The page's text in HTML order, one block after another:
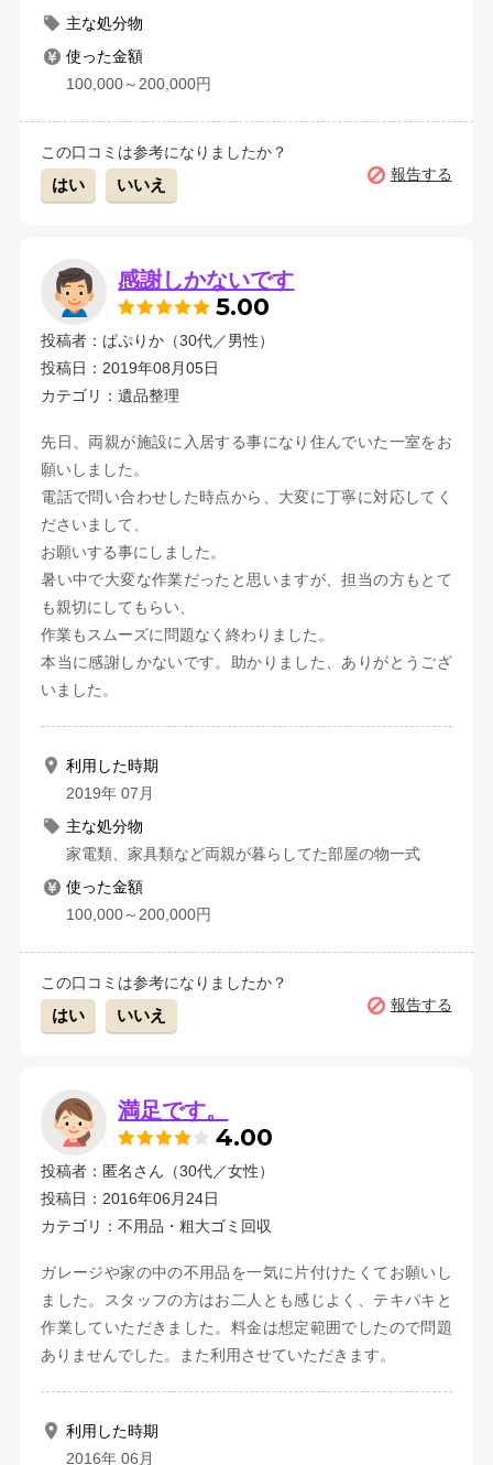
主な処分物
使った金額
100,000～200,000円
この口コミは参考になりましたか？
はい いいえ
報告する
感謝しかないです
5.00
投稿者：ぱぷりか（30代／男性）
投稿日：2019年08月05日
カテゴリ：遺品整理
先日、両親が施設に入居する事になり住んでいた一室をお
願いしました。
電話で問い合わせした時点から、大変に丁寧に対応してく
ださいまして、
お願いする事にしました。
暑い中で大変な作業だったと思いますが、担当の方もとて
も親切にしてもらい、
作業もスムーズに問題なく終わりました。
本当に感謝しかないです。助かりました、ありがとうござ
いました。
利用した時期
2019年 07月
主な処分物
家電類、家具類など両親が暮らしてた部屋の物一式
使った金額
100,000～200,000円
この口コミは参考になりましたか？
はい いいえ
報告する
満足です。
4.00
投稿者：匿名さん（30代／女性）
投稿日：2016年06月24日
カテゴリ：不用品・粗大ゴミ回収
ガレージや家の中の不用品を一気に片付けたくてお願いし
ました。スタッフの方はお二人とも感じよく、テキパキと
作業していただきました。料金は想定範囲でしたので問題
ありませんでした。また利用させていただきます。
利用した時期
2016年 06月